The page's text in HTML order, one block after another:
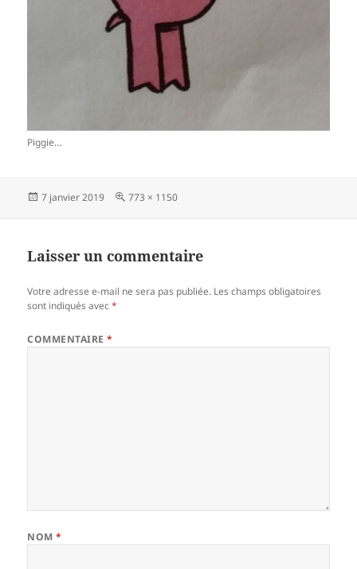
Piggie…
Publié
7 janvier 2019
Taille
773 × 1150
Laisser un commentaire
Votre adresse e-mail ne sera pas publiée. Les champs obligatoires
sont indiqués avec*
COMMENTAIRE*
NOM*